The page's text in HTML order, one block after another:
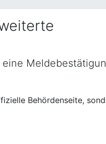
Behördenseite,